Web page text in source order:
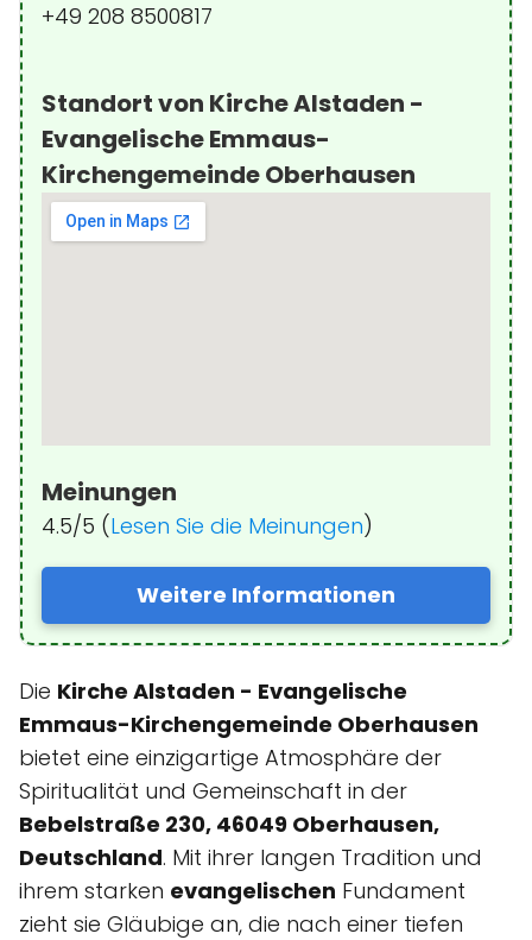
+49 208 8500817
Standort von Kirche Alstaden -
Evangelische Emmaus-
Kirchengemeinde Oberhausen
Meinungen
4.5/5 (Lesen Sie die Meinungen)
Weitere Informationen
Die Kirche Alstaden - Evangelische
Emmaus-Kirchengemeinde Oberhausen
bietet eine einzigartige Atmosphäre der
Spiritualität und Gemeinschaft in der
Bebelstraße 230, 46049 Oberhausen,
Deutschland. Mit ihrer langen Tradition und
ihrem starken evangelischen Fundament
zieht sie Gläubige an, die nach einer tiefen